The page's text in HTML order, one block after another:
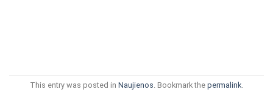
This entry was posted in Naujienos. Bookmark the permalink.